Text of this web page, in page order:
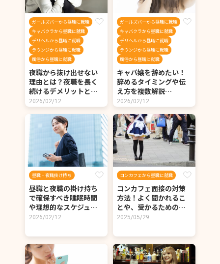
ガールズバーから昼職に就職
キャバクラから昼職に就職
デリヘルから昼職に就職
ラウンジから昼職に就職
風俗から昼職に就職
夜職から抜け出せない
理由とは？夜職を長く
続けるデメリットと…
2026/02/12
ガールズバーから昼職に就職
キャバクラから昼職に就職
デリヘルから昼職に就職
ラウンジから昼職に就職
風俗から昼職に就職
キャバ嬢を辞めたい！
辞めるタイミングや伝
え方を複数解説…
2026/02/12
昼職・夜職掛け持ち
昼職と夜職の掛け持ち
で確保すべき睡眠時間
や理想的なスケジュ…
2026/02/12
コンカフェから昼職に就職
コンカフェ面接の対策
方法！よく聞かれるこ
とや、受かるための…
2025/05/29